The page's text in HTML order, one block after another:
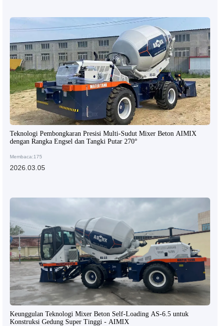
Teknologi Pembongkaran Presisi Multi-Sudut Mixer Beton AIMIX
dengan Rangka Engsel dan Tangki Putar 270°
Membaca:175
2026.03.05
Keunggulan Teknologi Mixer Beton Self-Loading AS-6.5 untuk
Konstruksi Gedung Super Tinggi - AIMIX